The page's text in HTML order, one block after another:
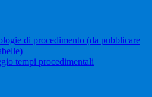
di procedimento (da pubblicare
tempi procedimentali